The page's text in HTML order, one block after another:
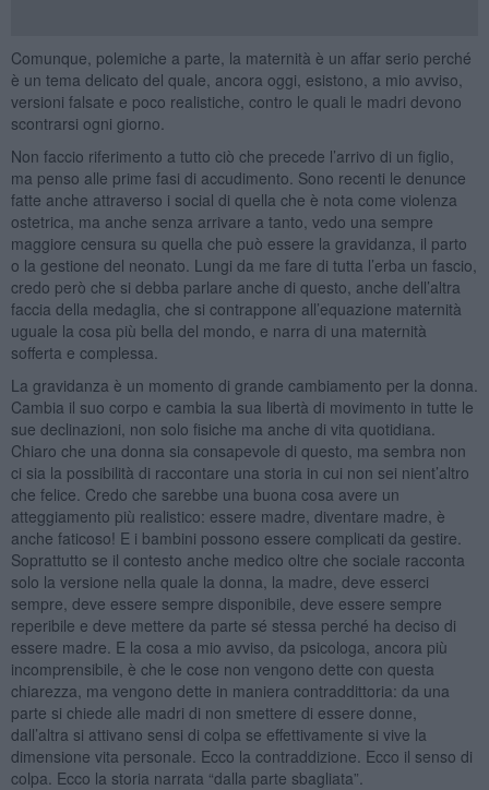
Comunque, polemiche a parte, la maternità è un affar serio perché
è un tema delicato del quale, ancora oggi, esistono, a mio avviso,
versioni falsate e poco realistiche, contro le quali le madri devono
scontrarsi ogni giorno.
Non faccio riferimento a tutto ciò che precede l’arrivo di un figlio,
ma penso alle prime fasi di accudimento. Sono recenti le denunce
fatte anche attraverso i social di quella che è nota come violenza
ostetrica, ma anche senza arrivare a tanto, vedo una sempre
maggiore censura su quella che può essere la gravidanza, il parto
o la gestione del neonato. Lungi da me fare di tutta l’erba un fascio,
credo però che si debba parlare anche di questo, anche dell’altra
faccia della medaglia, che si contrappone all’equazione maternità
uguale la cosa più bella del mondo, e narra di una maternità
sofferta e complessa.
La gravidanza è un momento di grande cambiamento per la donna.
Cambia il suo corpo e cambia la sua libertà di movimento in tutte le
sue declinazioni, non solo fisiche ma anche di vita quotidiana.
Chiaro che una donna sia consapevole di questo, ma sembra non
ci sia la possibilità di raccontare una storia in cui non sei nient’altro
che felice. Credo che sarebbe una buona cosa avere un
atteggiamento più realistico: essere madre, diventare madre, è
anche faticoso! E i bambini possono essere complicati da gestire.
Soprattutto se il contesto anche medico oltre che sociale racconta
solo la versione nella quale la donna, la madre, deve esserci
sempre, deve essere sempre disponibile, deve essere sempre
reperibile e deve mettere da parte sé stessa perché ha deciso di
essere madre. E la cosa a mio avviso, da psicologa, ancora più
incomprensibile, è che le cose non vengono dette con questa
chiarezza, ma vengono dette in maniera contraddittoria: da una
parte si chiede alle madri di non smettere di essere donne,
dall’altra si attivano sensi di colpa se effettivamente si vive la
dimensione vita personale. Ecco la contraddizione. Ecco il senso di
colpa. Ecco la storia narrata “dalla parte sbagliata”.